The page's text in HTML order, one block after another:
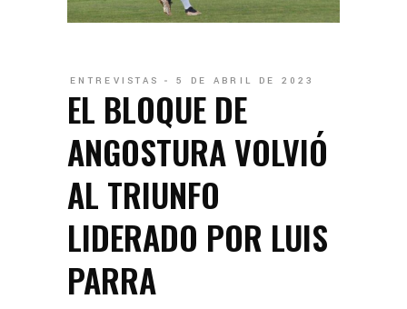
ENTREVISTAS 5 DE ABRIL DE 2023
EL BLOQUE DE
ANGOSTURA VOLVIÓ
AL TRIUNFO
LIDERADO POR LUIS
PARRA